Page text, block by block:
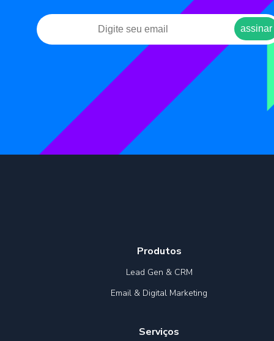
Produtos
Lead Gen & CRM
Email & Digital Marketing
Serviços